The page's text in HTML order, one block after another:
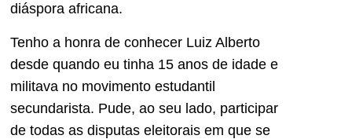
diáspora africana.
Tenho a honra de conhecer Luiz Alberto
desde quando eu tinha 15 anos de idade e
militava no movimento estudantil
secundarista. Pude, ao seu lado, participar
de todas as disputas eleitorais em que se